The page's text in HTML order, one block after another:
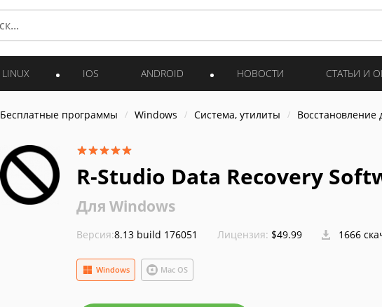
LINUX IOS ANDROID НОВОСТИ СТАТЬИ И
Бесплатные программы Windows Система, утилиты Восстановление
R-Studio Data Recovery
Для Windows
Версия:8.13 build 176051 Лицензия: $49.99 1666
Windows Mac OS